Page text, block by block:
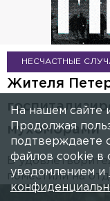
НЕСЧАСТНЫЕ
Жителя
мухоморами
В
поместили на
На нашем сайте
Продолжая
подтверждаете
файлов cookie в
уведомлением и